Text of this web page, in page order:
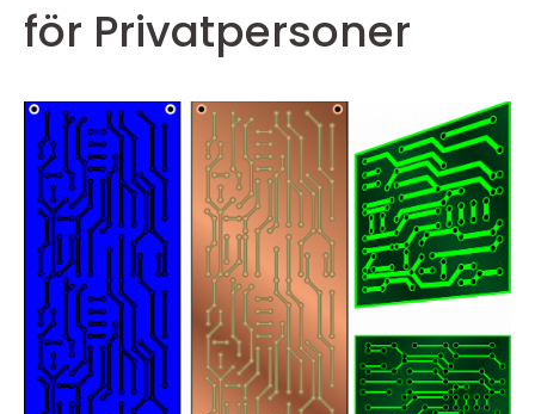
för Privatpersoner